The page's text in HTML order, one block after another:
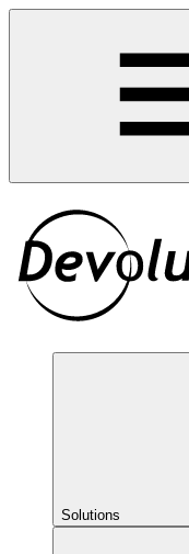
Solutions